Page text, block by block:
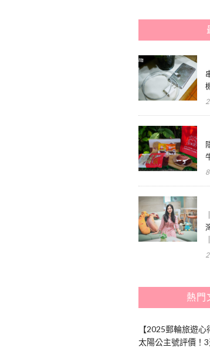
熱門
【2025郵輪旅遊
太陽公主號評價！